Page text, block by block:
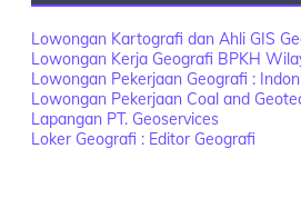
Lowongan Kartografi dan Ahli GIS
Lowongan Kerja Geografi BPKH
Lowongan Pekerjaan Geografi :
Lowongan Pekerjaan Coal and
Lapangan PT. Geoservices
Loker Geografi : Editor Geografi